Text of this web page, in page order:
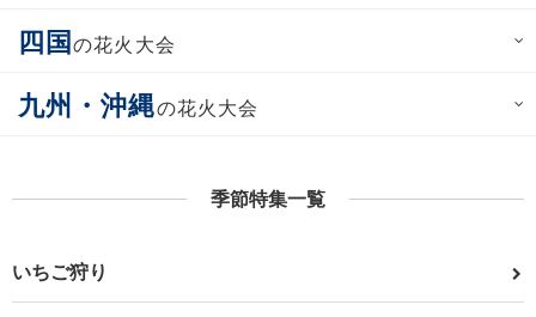
四国の花火大会
九州・沖縄の花火大会
季節特集一覧
いちご狩り